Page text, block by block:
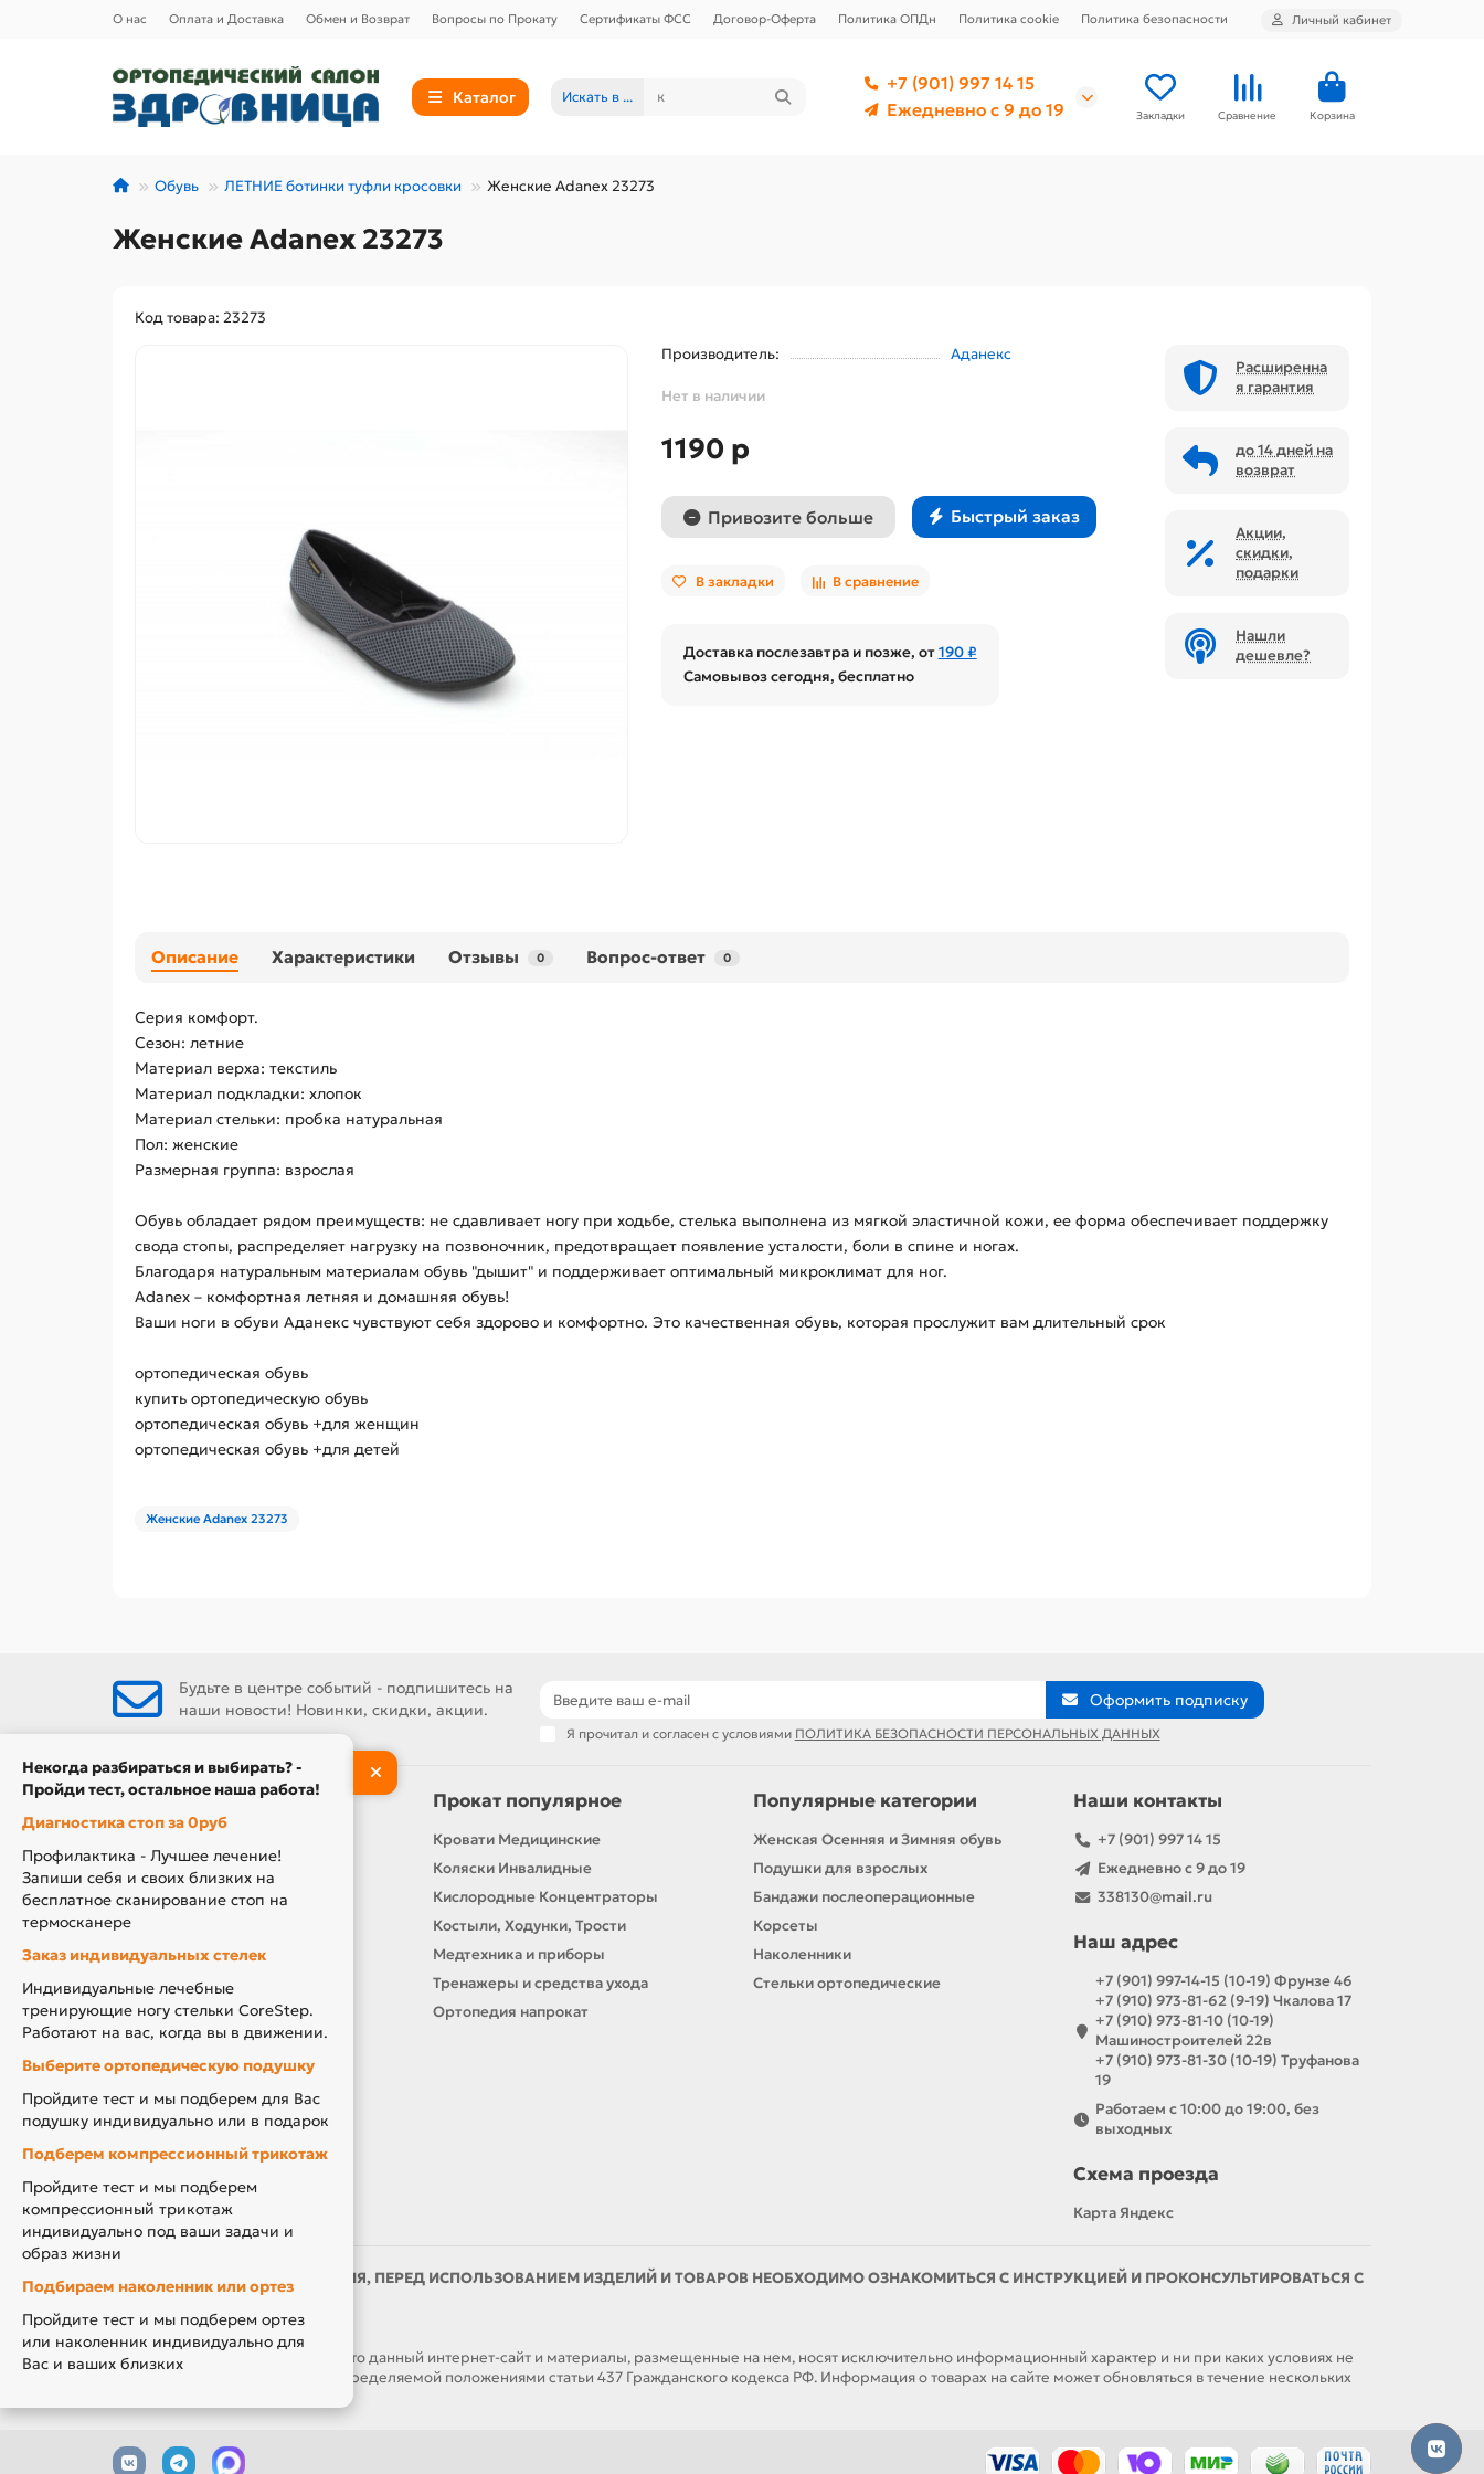
О нас Оплата и Доставка Обмен и Возврат Вопросы по Прокату Сертификаты ФСС Договор-Оферта Политика ОПДн Политика cookie Политика безопасности Личный кабинет
Каталог Искать в ...
+7 (901) 997 14 15
Ежедневно с 9 до 19
Закладки Сравнение Корзина
Обувь ЛЕТНИЕ ботинки туфли кросовки Женские Adanex 23273
Женские Adanex 23273
Код товара: 23273
Производитель:
Аданекс
Нет в наличии
1190 р
Привозите больше Быстрый заказ
В закладки В сравнение
Доставка послезавтра и позже, от190 ₽
Самовывоз сегодня, бесплатно
Расширенна
я гарантия
до 14 дней на
возврат
Акции,
скидки,
подарки
Нашли
дешевле?
Описание Характеристики Отзывы 0 Вопрос-ответ 0
Серия комфорт.
Сезон: летние
Материал верха: текстиль
Материал подкладки: хлопок
Материал стельки: пробка натуральная
Пол: женские
Размерная группа: взрослая
Обувь обладает рядом преимуществ: не сдавливает ногу при ходьбе, стелька выполнена из мягкой эластичной кожи, ее форма обеспечивает поддержку
свода стопы, распределяет нагрузку на позвоночник, предотвращает появление усталости, боли в спине и ногах.
Благодаря натуральным материалам обувь "дышит" и поддерживает оптимальный микроклимат для ног.
Adanex – комфортная летняя и домашняя обувь!
Ваши ноги в обуви Аданекс чувствуют себя здорово и комфортно. Это качественная обувь, которая прослужит вам длительный срок
ортопедическая обувь
купить ортопедическую обувь
ортопедическая обувь +для женщин
ортопедическая обувь +для детей
Женские Adanex 23273
Будьте в центре событий - подпишитесь на
наши новости! Новинки, скидки, акции.
Оформить подписку
Я прочитал и согласен с условиями ПОЛИТИКА БЕЗОПАСНОСТИ ПЕРСОНАЛЬНЫХ ДАННЫХ
Информация
О нас
Производители
Новости
Оплата и доставка
Подарочный сертификат
Товары по Акции
Акция Вторая Жизнь
Акция Скидка за Отзыв
Компенсация за ТСР
Прокат популярное
Кровати Медицинские
Коляски Инвалидные
Кислородные Концентраторы
Костыли, Ходунки, Трости
Медтехника и приборы
Тренажеры и средства ухода
Ортопедия напрокат
Популярные категории
Женская Осенняя и Зимняя обувь
Подушки для взрослых
Бандажи послеоперационные
Корсеты
Наколенники
Стельки ортопедические
Наши контакты
+7 (901) 997 14 15
Ежедневно с 9 до 19
338130@mail.ru
Наш адрес
+7 (901) 997-14-15 (10-19) Фрунзе 46
+7 (910) 973-81-62 (9-19) Чкалова 17
+7 (910) 973-81-10 (10-19)
Машиностроителей 22в
+7 (910) 973-81-30 (10-19) Труфанова
19
Работаем с 10:00 до 19:00, без
выходных
Схема проезда
Карта Яндекс
ИМЕЮТСЯ ПРОТИВОПОКАЗАНИЯ, ПЕРЕД ИСПОЛЬЗОВАНИЕМ ИЗДЕЛИЙ И ТОВАРОВ НЕОБХОДИМО ОЗНАКОМИТЬСЯ С ИНСТРУКЦИЕЙ И ПРОКОНСУЛЬТИРОВАТЬСЯ С
ВРАЧОМ
ОБРАЩАЕМ ВАШЕ ВНИМАНИЕ, что данный интернет-сайт и материалы, размещенные на нем, носят исключительно информационный характер и ни при каких условиях не
являются публичной офертой, определяемой положениями статьи 437 Гражданского кодекса РФ. Информация о товарах на сайте может обновляться в течение нескольких
Некогда разбираться и выбирать? -
Пройди тест, остальное наша работа!
Диагностика стоп за 0руб
Профилактика - Лучшее лечение!
Запиши себя и своих близких на
бесплатное сканирование стоп на
термосканере
Заказ индивидуальных стелек
Индивидуальные лечебные
тренирующие ногу стельки CoreStep.
Работают на вас, когда вы в движении.
Выберите ортопедическую подушку
Пройдите тест и мы подберем для Вас
подушку индивидуально или в подарок
Подберем компрессионный трикотаж
Пройдите тест и мы подберем
компрессионный трикотаж
индивидуально под ваши задачи и
образ жизни
Подбираем наколенник или ортез
Пройдите тест и мы подберем ортез
или наколенник индивидуально для
Вас и ваших близких